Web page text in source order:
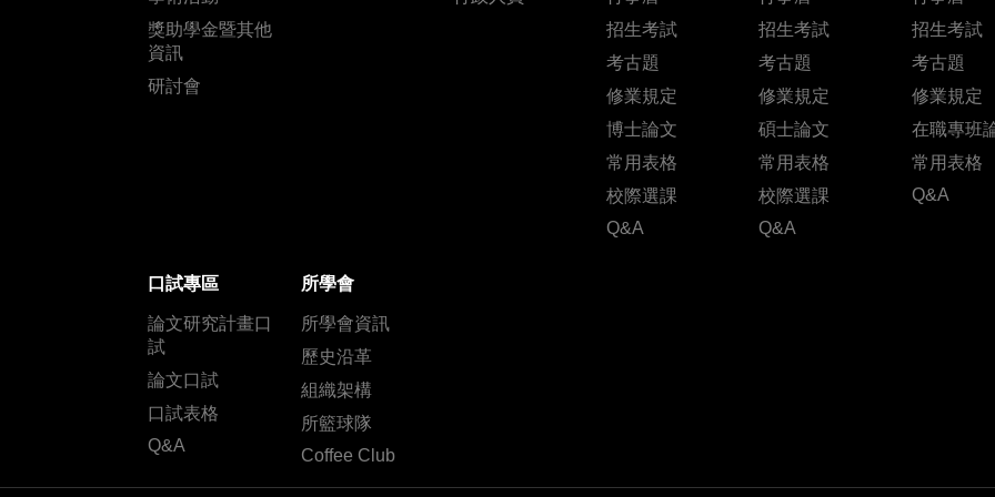
獎助學金暨其他
資訊
研討會
招生考試
考古題
修業規定
博士論文
常用表格
校際選課
Q&A
招生考試
考古題
修業規定
碩士論文
常用表格
校際選課
Q&A
招生考試
考古題
修業規定
在職專班
常用表格
Q&A
口試專區
論文研究計畫口
試
論文口試
口試表格
Q&A
所學會
所學會資訊
歷史沿革
組織架構
所籃球隊
Coffee Club